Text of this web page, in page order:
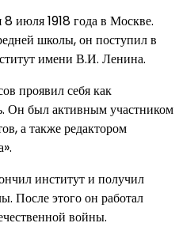
июля 1918 года в Москве.
школы, он поступил в
имени В.И. Ленина.
проявил себя как
Он был активным участником
а также редактором
институт и получил
После этого он работал
войны.